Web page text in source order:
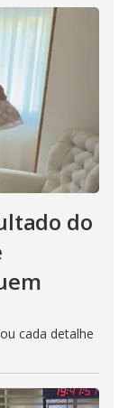
do
cada detalhe